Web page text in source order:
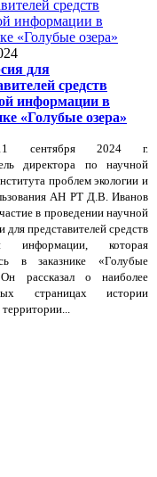
для
средств
информации в
«Голубые озера»
сентября 2024 г.
директора по научной
проблем экологии и
АН РТ Д.В. Иванов
в проведении научной
для представителей средств
информации, которая
в заказнике «Голубые
рассказал о наиболее
страницах истории